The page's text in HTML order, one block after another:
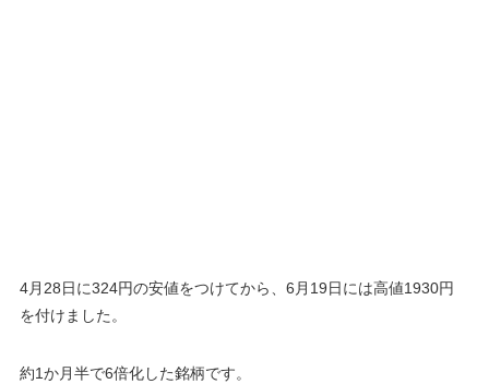
4月28日に324円の安値をつけてから、6月19日には高値1930円
を付けました。
約1か月半で6倍化した銘柄です。